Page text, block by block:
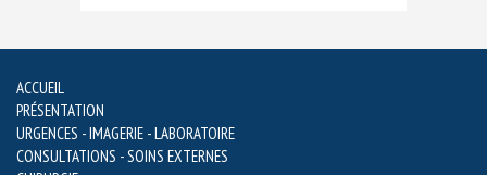
ACCUEIL
PRÉSENTATION
URGENCES - IMAGERIE - LABORATOIRE
CONSULTATIONS - SOINS EXTERNES